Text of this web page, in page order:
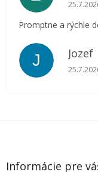
Promptne a rýchle
J Jozef
Z
Informácie pre